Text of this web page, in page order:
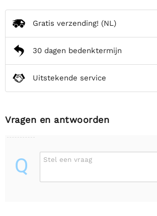
Gratis verzending! (NL)
30 dagen bedenktermijn
Uitstekende service
Vragen en antwoorden
Q Stel een vraag